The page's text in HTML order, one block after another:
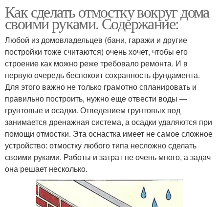
Как сделать отмостку вокруг дома
своими руками. Содержание:
Любой из домовладельцев (бани, гаражи и другие
постройки тоже считаются) очень хочет, чтобы его
строение как можно реже требовало ремонта. И в
первую очередь беспокоит сохранность фундамента.
Для этого важно не только грамотно спланировать и
правильно построить, нужно еще отвести воды —
грунтовые и осадки. Отведением грунтовых вод
занимается дренажная система, а осадки удаляются при
помощи отмостки. Эта оснастка имеет не самое сложное
устройство: отмостку любого типа несложно сделать
своими руками. Работы и затрат не очень много, а задач
она решает несколько.